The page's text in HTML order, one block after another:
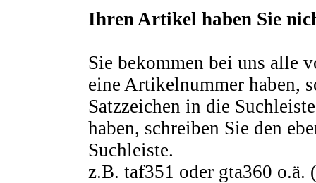
Ihren Artikel haben Sie
Sie bekommen bei uns alle
eine Artikelnummer haben,
Satzzeichen in die
haben, schreiben Sie den
Suchleiste.
z.B. taf351 oder gta360